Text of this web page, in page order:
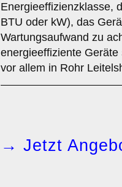
Energieeffizienzklasse,
BTU oder kW), das
Wartungsaufwand zu
energieeffiziente
vor allem in Rohr
→ Jetzt